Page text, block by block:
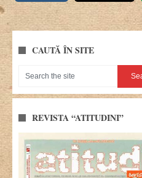
CAUTĂ ÎN SITE
REVISTA “ATITUDINI”